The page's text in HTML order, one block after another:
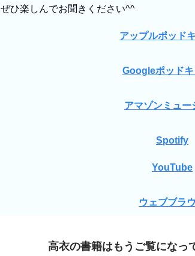
ぜひ楽しんでお聞きください^^
アップルポッド
Googleポッドキ
アマゾンミュー
Spotify
YouTube
ウェブブラ
高衣の書籍はもうご覧になっ